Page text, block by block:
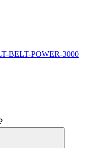
BELT-POWER-3000